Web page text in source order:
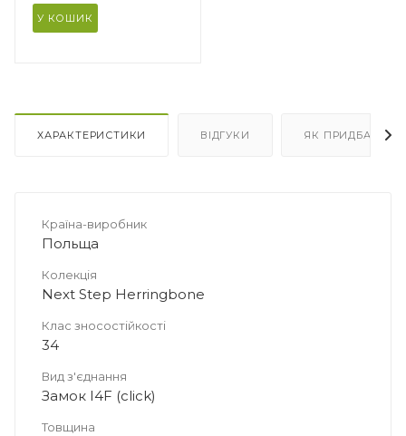
У КОШИК
ХАРАКТЕРИСТИКИ ВІДГУКИ ЯК ПРИДБАТИ
Країна-виробник
Польща
Колекція
Next Step Herringbone
Клас зносостійкості
34
Вид з'єднання
Замок I4F (click)
Товщина